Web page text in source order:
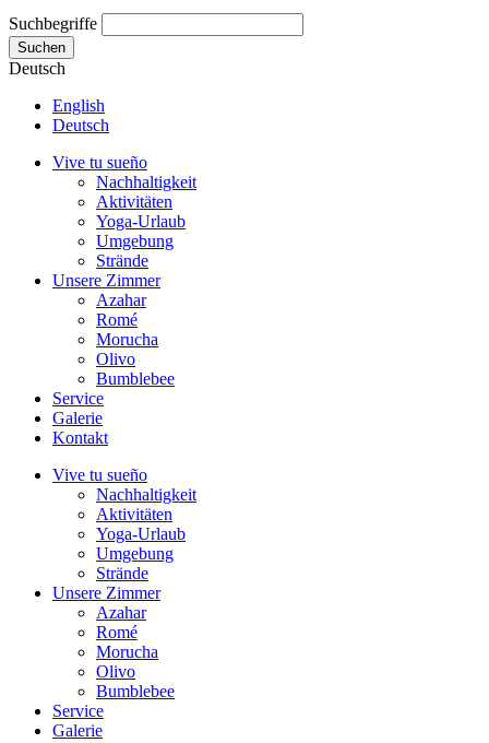
Suchbegriffe
Suchen
Deutsch
English
Deutsch
Vive tu sueño
Nachhaltigkeit
Aktivitäten
Yoga-Urlaub
Umgebung
Strände
Unsere Zimmer
Azahar
Romé
Morucha
Olivo
Bumblebee
Service
Galerie
Kontakt
Vive tu sueño
Nachhaltigkeit
Aktivitäten
Yoga-Urlaub
Umgebung
Strände
Unsere Zimmer
Azahar
Romé
Morucha
Olivo
Bumblebee
Service
Galerie